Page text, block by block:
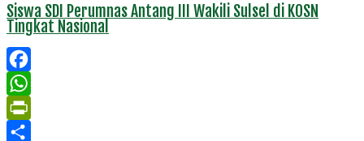
Siswa SDI Perumnas Antang III Wakili Sulsel di KOSN
Tingkat Nasional
Facebook
WhatsApp
PrintFriendly